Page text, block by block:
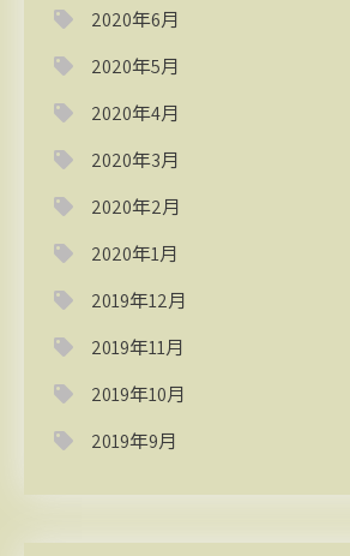
2020年6月
2020年5月
2020年4月
2020年3月
2020年2月
2020年1月
2019年12月
2019年11月
2019年10月
2019年9月